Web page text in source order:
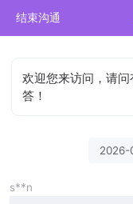
结束沟通
欢迎您来访问，请
答！
2026-
s**n